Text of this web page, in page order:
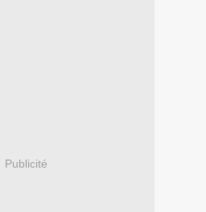
Publicité